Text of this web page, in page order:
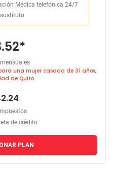
Médica telefónica 24/7
*
una mujer casada de 31 años,
de Quito
de crédito
PLAN